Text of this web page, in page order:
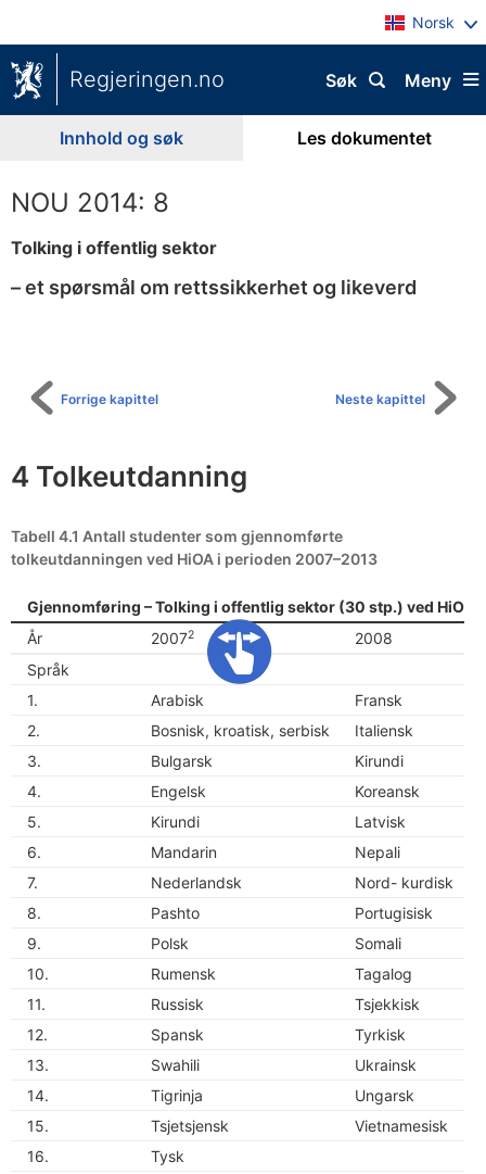
Norsk
Regjeringen.no Meny
Søk
Innhold og søk Les dokumentet
NOU 2014: 8
Tolking i offentlig sektor
– et spørsmål om rettssikkerhet og likeverd
Neste kapittel
Forrige kapittel
4 Tolkeutdanning
Tabell 4.1 Antall studenter som gjennomførte
tolkeutdanningen ved HiOA i perioden 2007–2013
Gjennomføring – Tolking i offentlig sektor (30 stp.) ved HiO
År
20072 2008
Språk
1.
Arabisk Fransk
2.
Bosnisk, kroatisk, serbisk Italiensk
3.
Bulgarsk Kirundi
4.
Engelsk Koreansk
5.
Kirundi Latvisk
6.
Mandarin Nepali
7.
Nederlandsk Nord- kurdisk
8.
Pashto Portugisisk
9.
Polsk Somali
10.
Rumensk Tagalog
11.
Russisk Tsjekkisk
12.
Spansk Tyrkisk
13.
Swahili Ukrainsk
14.
Tigrinja Ungarsk
15.
Tsjetsjensk Vietnamesisk
16.
Tysk